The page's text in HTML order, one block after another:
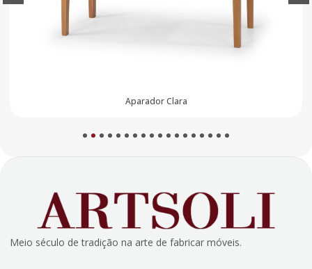
5 6 7 8 9 101112131415161718
Meio século de tradição na arte de fabricar móveis.